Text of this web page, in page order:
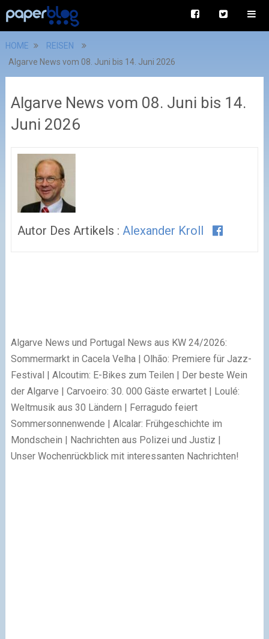
HOME
REISEN
Algarve News vom 08. Juni bis 14. Juni 2026
Algarve News vom 08. Juni bis 14.
Juni 2026
Autor Des Artikels : Alexander Kroll
Algarve News und Portugal News aus KW 24/2026:
Sommermarkt in Cacela Velha | Olhão: Premiere für Jazz-
Festival | Alcoutim: E-Bikes zum Teilen | Der beste Wein
der Algarve | Carvoeiro: 30. 000 Gäste erwartet | Loulé:
Weltmusik aus 30 Ländern | Ferragudo feiert
Sommersonnenwende | Alcalar: Frühgeschichte im
Mondschein | Nachrichten aus Polizei und Justiz |
Unser Wochenrückblick mit interessanten Nachrichten!